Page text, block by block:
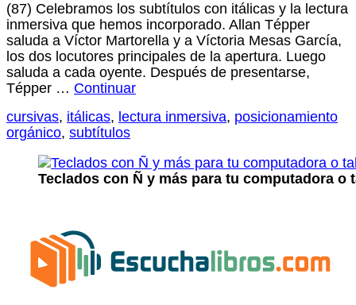
(87) Celebramos los subtítulos con itálicas y la lectura
inmersiva que hemos incorporado. Allan Tépper
saluda a Víctor Martorella y a Víctoria Mesas García,
los dos locutores principales de la apertura. Luego
saluda a cada oyente. Después de presentarse,
Tépper … Continuar
cursivas, itálicas, lectura inmersiva, posicionamiento
orgánico, subtítulos
Teclados con Ñ y más para tu computadora o